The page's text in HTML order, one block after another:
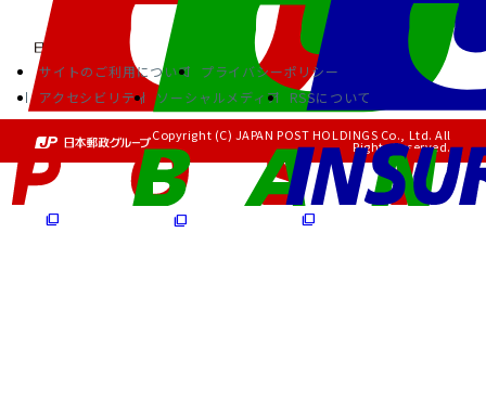
サイトのご利用について
プライバシーポリシー
アクセシビリティ
ソーシャルメディア RSSについて
Copyright (C) JAPAN POST HOLDINGS Co., Ltd. All
Rights Reserved.